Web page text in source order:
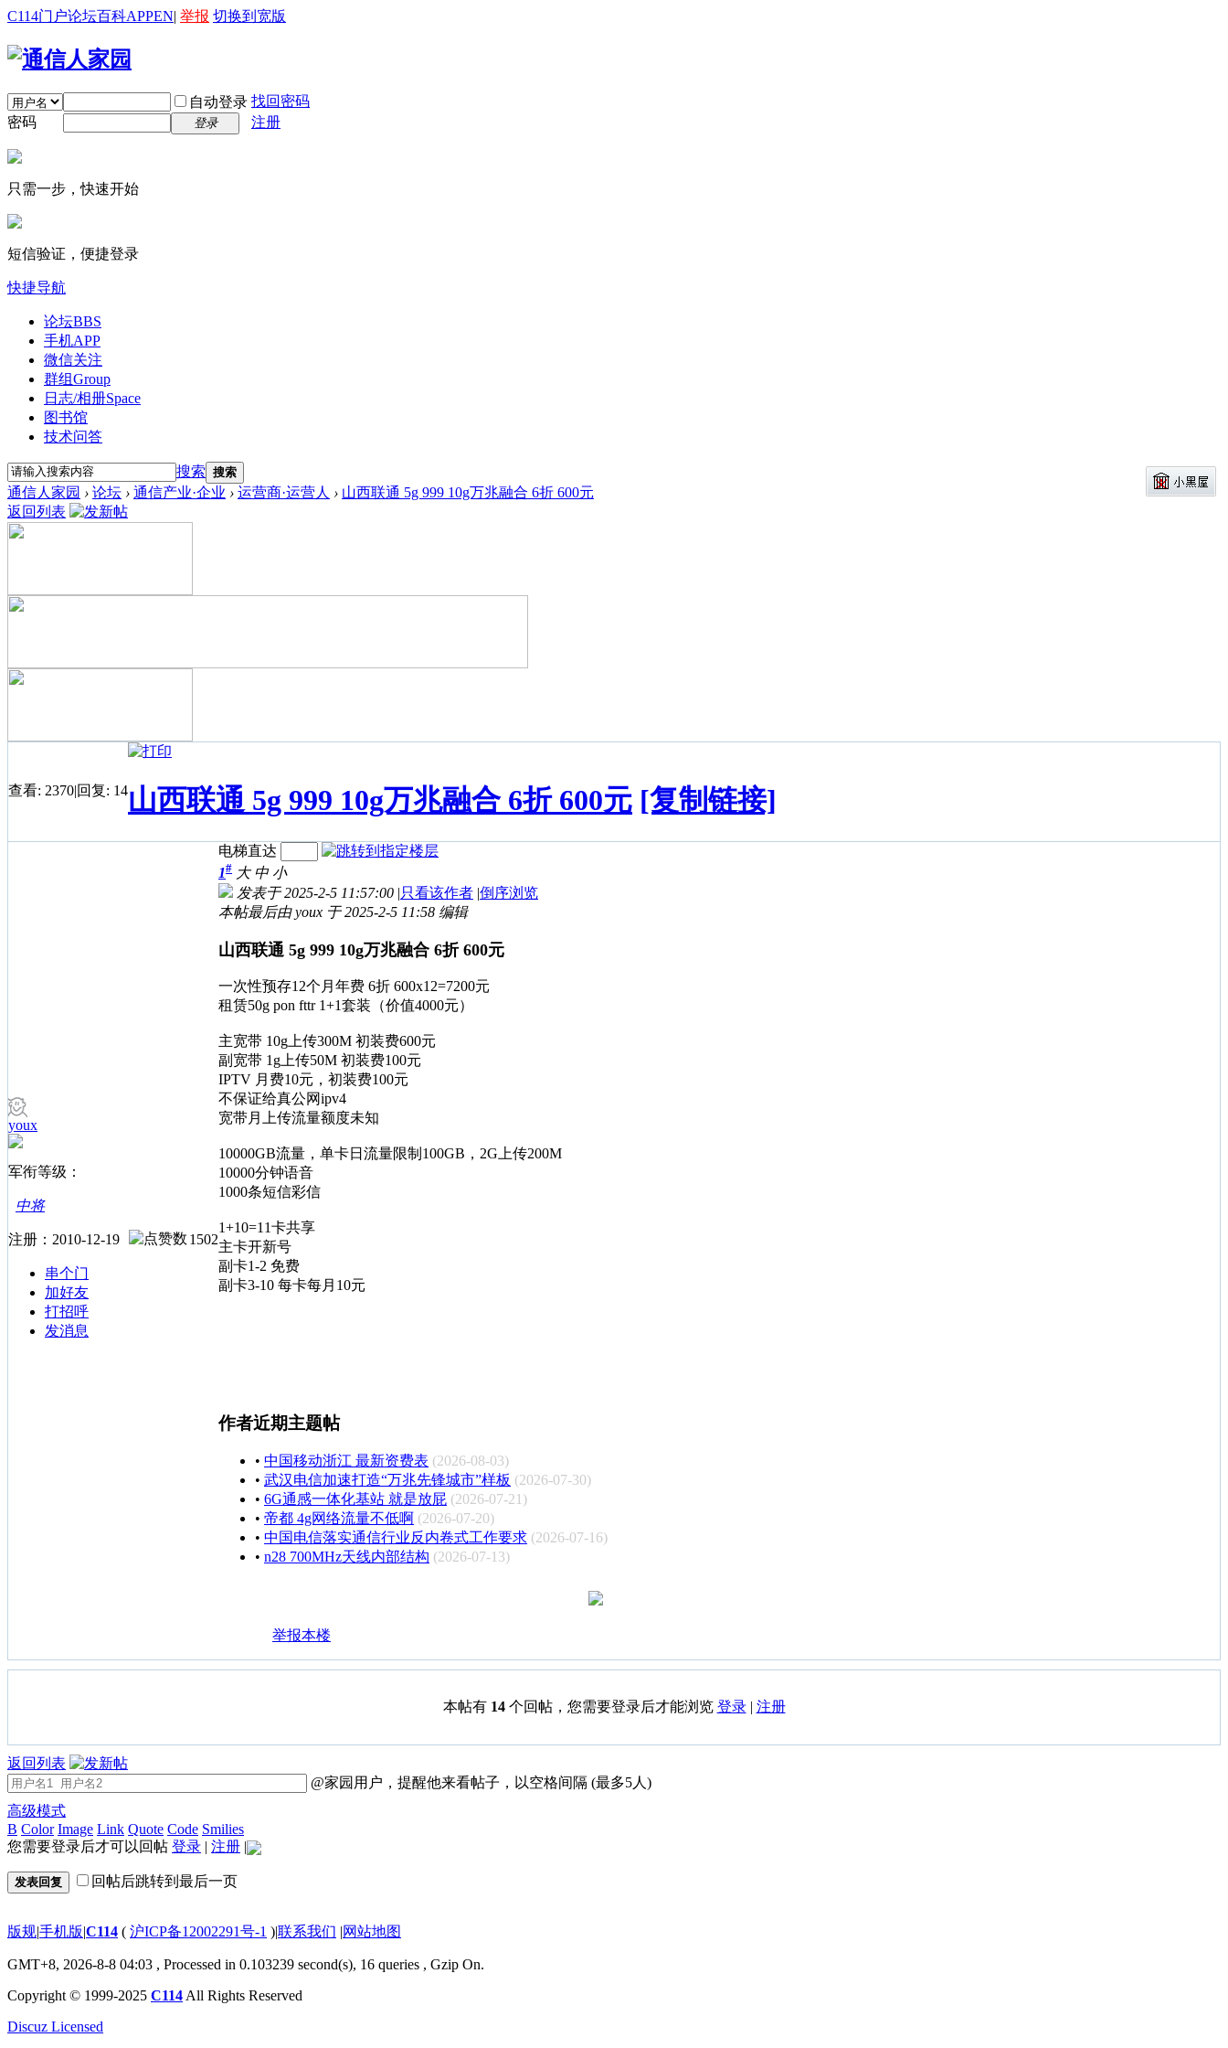
C114门户论坛百科APPEN| 举报 切换到宽版
自动登录 找回密码
密码
登录 注册
只需一步，快速开始
短信验证，便捷登录
快捷导航
论坛BBS
手机APP
微信关注
群组Group
日志/相册Space
图书馆
技术问答
搜索 搜索
通信人家园 › 论坛 › 通信产业·企业 › 运营商·运营人 › 山西联通 5g 999 10g万兆融合 6折 600元
返回列表
查看: 2370|回复: 14山西联通 5g 999 10g万兆融合 6折 600元 [复制链接]
youx
军衔等级：
中将
注册：2010-12-19 1502
串个门
加好友
打招呼
发消息
电梯直达
1# 大 中 小
发表于 2025-2-5 11:57:00 |只看该作者 |倒序浏览
本帖最后由 youx 于 2025-2-5 11:58 编辑
山西联通 5g 999 10g万兆融合 6折 600元
一次性预存12个月年费 6折 600x12=7200元
租赁50g pon fttr 1+1套装（价值4000元）
主宽带 10g上传300M 初装费600元
副宽带 1g上传50M 初装费100元
IPTV 月费10元，初装费100元
不保证给真公网ipv4
宽带月上传流量额度未知
10000GB流量，单卡日流量限制100GB，2G上传200M
10000分钟语音
1000条短信彩信
1+10=11卡共享
主卡开新号
副卡1-2 免费
副卡3-10 每卡每月10元
作者近期主题帖
• 中国移动浙江 最新资费表 (2026-08-03)
• 武汉电信加速打造“万兆先锋城市”样板 (2026-07-30)
• 6G通感一体化基站 就是放屁 (2026-07-21)
• 帝都 4g网络流量不低啊 (2026-07-20)
• 中国电信落实通信行业反内卷式工作要求 (2026-07-16)
• n28 700MHz天线内部结构 (2026-07-13)
举报本楼
本帖有 14个回帖，您需要登录后才能浏览 登录| 注册
返回列表
@家园用户，提醒他来看帖子，以空格间隔 (最多5人)
高级模式
B Color Image Link Quote Code Smilies
您需要登录后才可以回帖 登录 | 注册 |
发表回复 回帖后跳转到最后一页
版规|手机版|C114 ( 沪ICP备12002291号-1 )|联系我们 |网站地图
GMT+8, 2026-8-8 04:03 , Processed in 0.103239 second(s), 16 queries , Gzip On.
Copyright © 1999-2025 C114 All Rights Reserved
Discuz Licensed